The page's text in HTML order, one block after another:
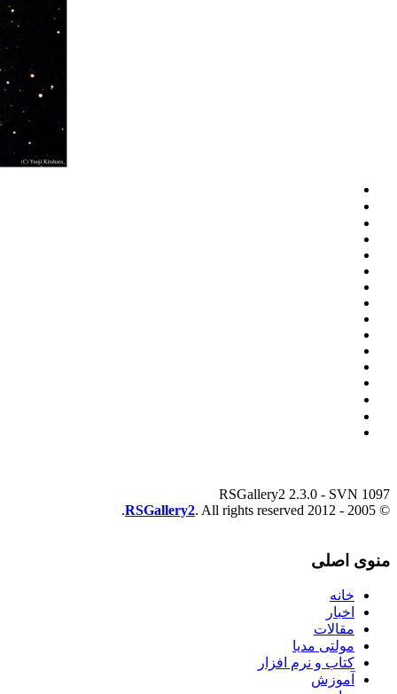
RSGallery2 2.3.0 - SVN 1097
© 2005 - 2012
RSGallery2. All rights reserved.
منوی اصلی
خانه
اخبار
مقالات
مولتی مدیا
کتاب و نرم افزار
آموزش